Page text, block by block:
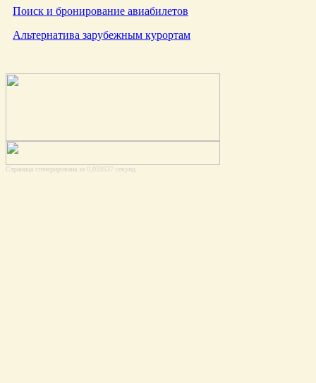
Поиск и бронирование авиабилетов
Альтернатива зарубежным курортам
Страница сгенерирована за 0,059537 секунд